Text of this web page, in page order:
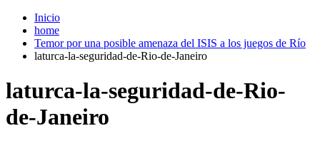
Inicio
home
Temor por una posible amenaza del ISIS a los juegos de Río
laturca-la-seguridad-de-Rio-de-Janeiro
laturca-la-seguridad-de-Rio-
de-Janeiro